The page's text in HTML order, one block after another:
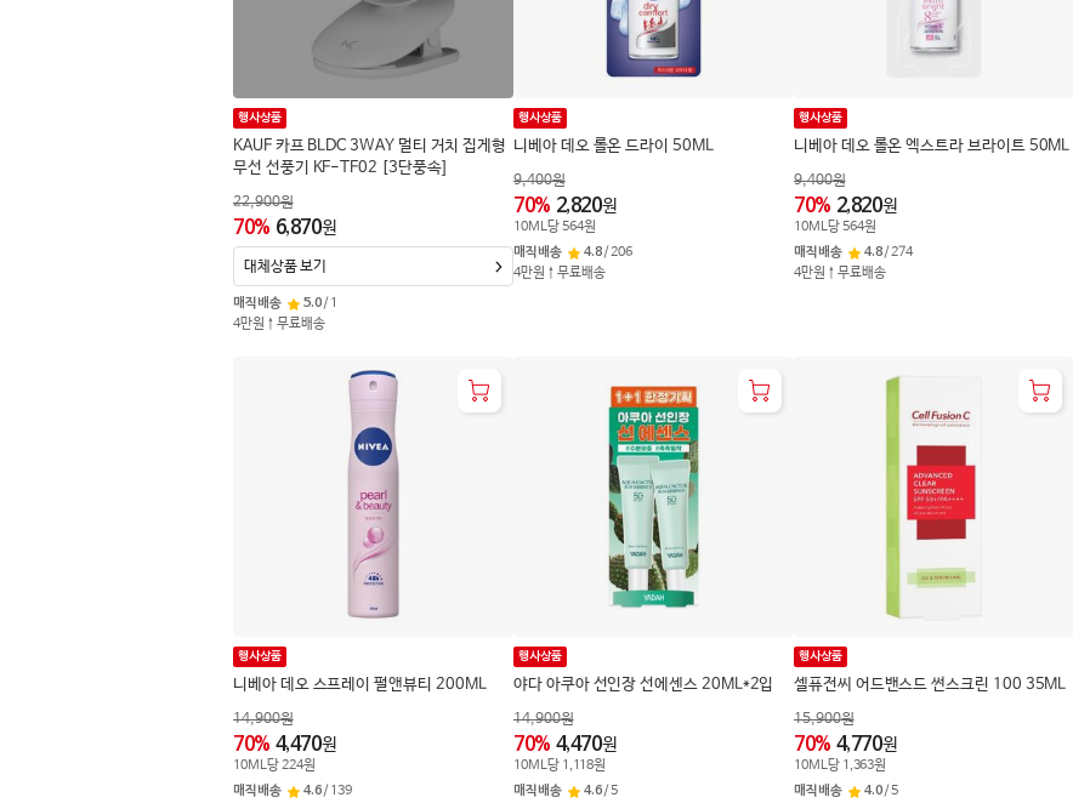
KAUF 카프 BLDC 3WAY 멀티 거치 집게형
무선 선풍기 KF-TF02 [3단풍속]
행사상품
22,900원
70% 6,870원
매직배송 5.0/ 1
4만원↑무료배송
대체상품 보기
니베아 데오 롤온 드라이 50ML
행사상품
9,400원
70% 2,820원
10ML당564원
매직배송
4.8/206
4만원↑무료배송
니베아 데오 롤온 엑스트라 브라이트 50ML
행사상품
9,400원
70% 2,820원
10ML당564원
매직배송
4.8/274
4만원↑무료배송
니베아 데오 스프레이 펄앤뷰티 200ML
행사상품
14,900원
70% 4,470원
10ML당224원
매직배송
4.6/ 139
야다 아쿠아 선인장 선에센스 20ML*2입
행사상품
14,900원
70% 4,470원
10ML당 1,118원
매직배송
4.6/5
셀퓨전씨 어드밴스드 썬스크린 100 35ML
행사상품
15,900원
70% 4,770원
10ML당 1,363원
매직배송
4.0/5